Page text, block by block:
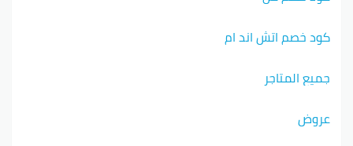
كود خصم اتش اند ام
جميع المتاجر
عروض